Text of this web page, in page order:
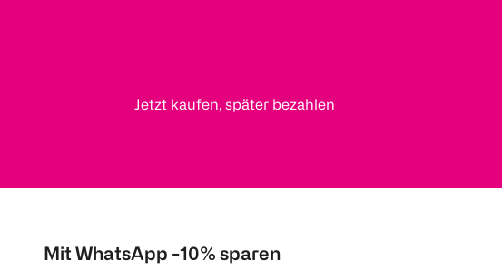
Jetzt kaufen, später bezahlen
Mit WhatsApp -10% sparen